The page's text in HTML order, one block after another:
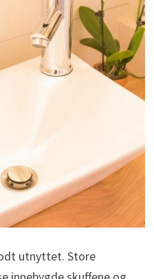
utnyttet. Store